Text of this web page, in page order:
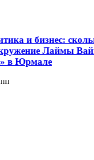
и бизнес:
Лаймы
в Юрмале